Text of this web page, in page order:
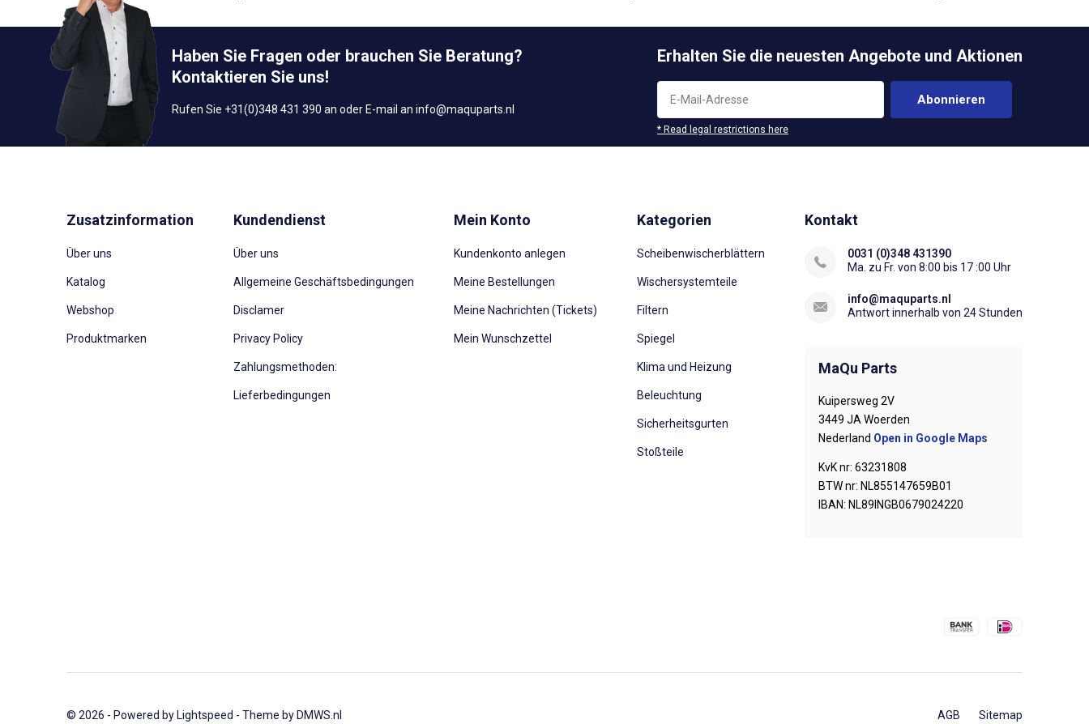
Haben Sie Fragen oder brauchen Sie Beratung?
Kontaktieren Sie uns!
Rufen Sie +31(0)348 431 390 an oder E-mail an info@maquparts.nl
Erhalten Sie die neuesten Angebote und Aktionen
Abonnieren
* Read legal restrictions here
Zusatzinformation
Über uns
Katalog
Webshop
Produktmarken
Kundendienst
Über uns
Allgemeine Geschäftsbedingungen
Disclamer
Privacy Policy
Zahlungsmethoden:
Lieferbedingungen
Mein Konto
Kundenkonto anlegen
Meine Bestellungen
Meine Nachrichten (Tickets)
Mein Wunschzettel
Kategorien
Scheibenwischerblättern
Wischersystemteile
Filtern
Spiegel
Klima und Heizung
Beleuchtung
Sicherheitsgurten
Stoßteile
Kontakt
0031 (0)348 431390
Ma. zu Fr. von 8:00 bis 17 :00 Uhr
info@maquparts.nl
Antwort innerhalb von 24 Stunden
MaQu Parts
Kuipersweg 2V
3449 JA Woerden
Nederland Open in Google Maps
KvK nr: 63231808
BTW nr: NL855147659B01
IBAN: NL89INGB0679024220
© 2026 - Powered by Lightspeed - Theme by DMWS.nl AGB Sitemap